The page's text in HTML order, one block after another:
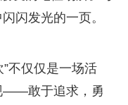
闪发光的一页。
不仅仅是一场活
——敢于追求，勇